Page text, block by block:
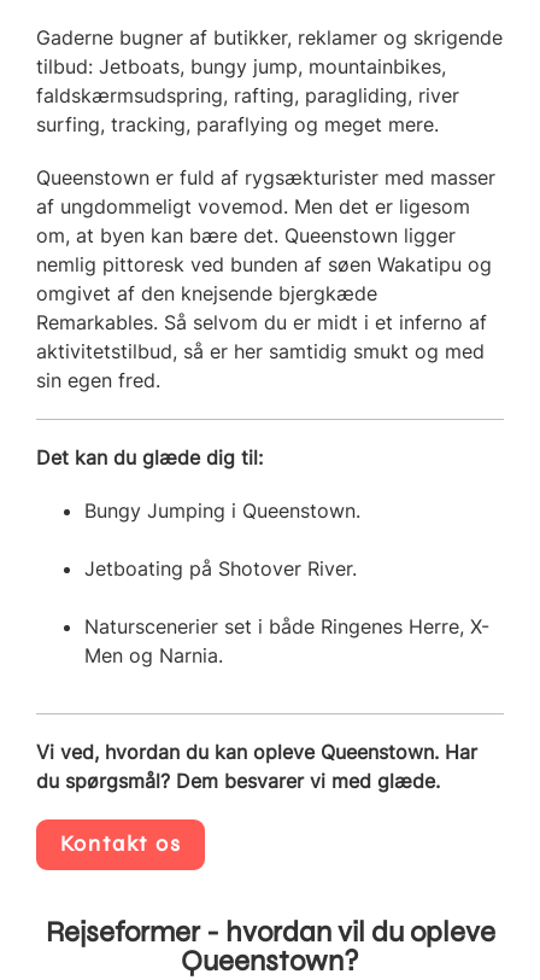
Gaderne bugner af butikker, reklamer og skrigende
tilbud: Jetboats, bungy jump, mountainbikes,
faldskærmsudspring, rafting, paragliding, river
surfing, tracking, paraflying og meget mere.
Queenstown er fuld af rygsækturister med masser
af ungdommeligt vovemod. Men det er ligesom
om, at byen kan bære det. Queenstown ligger
nemlig pittoresk ved bunden af søen Wakatipu og
omgivet af den knejsende bjergkæde
Remarkables. Så selvom du er midt i et inferno af
aktivitetstilbud, så er her samtidig smukt og med
sin egen fred.
Det kan du glæde dig til:
Bungy Jumping i Queenstown.
Jetboating på Shotover River.
Naturscenerier set i både Ringenes Herre, X-
Men og Narnia.
Vi ved, hvordan du kan opleve Queenstown. Har
du spørgsmål? Dem besvarer vi med glæde.
Kontakt os
Rejseformer - hvordan vil du opleve
Queenstown?